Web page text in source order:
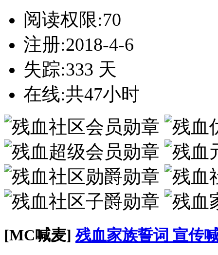
阅读权限:70
注册:2018-4-6
失踪:333 天
在线:共47小时
[MC喊麦]残血家族誓词 宣传